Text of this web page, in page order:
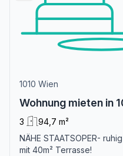
1010 Wien
Wohnung mieten in
3
94,7 m²
NÄHE STAATSOPER-
mit 40m² Terrasse!